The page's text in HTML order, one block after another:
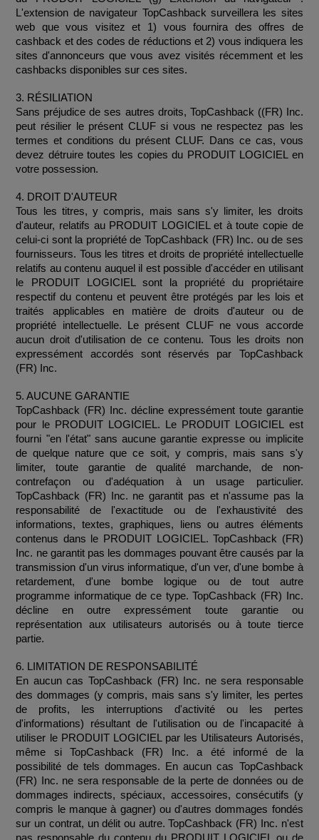
L'extension de navigateur TopCashback surveillera les sites
web que vous visitez et 1) vous fournira des offres de
cashback et des codes de réductions et 2) vous indiquera les
sites d'annonceurs que vous avez visités récemment et les
cashbacks disponibles sur ces sites.
3. RÉSILIATION
Sans préjudice de ses autres droits, TopCashback ((FR) Inc.
peut résilier le présent CLUF si vous ne respectez pas les
termes et conditions du présent CLUF. Dans ce cas, vous
devez détruire toutes les copies du PRODUIT LOGICIEL en
votre possession.
4. DROIT D'AUTEUR
Tous les titres, y compris, mais sans s'y limiter, les droits
d'auteur, relatifs au PRODUIT LOGICIEL et à toute copie de
celui-ci sont la propriété de TopCashback (FR) Inc. ou de ses
fournisseurs. Tous les titres et droits de propriété intellectuelle
relatifs au contenu auquel il est possible d'accéder en utilisant
le PRODUIT LOGICIEL sont la propriété du propriétaire
respectif du contenu et peuvent être protégés par les lois et
traités applicables en matière de droits d'auteur ou de
propriété intellectuelle. Le présent CLUF ne vous accorde
aucun droit d'utilisation de ce contenu. Tous les droits non
expressément accordés sont réservés par TopCashback
(FR) Inc.
5. AUCUNE GARANTIE
TopCashback (FR) Inc. décline expressément toute garantie
pour le PRODUIT LOGICIEL. Le PRODUIT LOGICIEL est
fourni "en l'état" sans aucune garantie expresse ou implicite
de quelque nature que ce soit, y compris, mais sans s'y
limiter, toute garantie de qualité marchande, de non-
contrefaçon ou d'adéquation à un usage particulier.
TopCashback (FR) Inc. ne garantit pas et n'assume pas la
responsabilité de l'exactitude ou de l'exhaustivité des
informations, textes, graphiques, liens ou autres éléments
contenus dans le PRODUIT LOGICIEL. TopCashback (FR)
Inc. ne garantit pas les dommages pouvant être causés par la
transmission d'un virus informatique, d'un ver, d'une bombe à
retardement, d'une bombe logique ou de tout autre
programme informatique de ce type. TopCashback (FR) Inc.
décline en outre expressément toute garantie ou
représentation aux utilisateurs autorisés ou à toute tierce
partie.
6. LIMITATION DE RESPONSABILITÉ
En aucun cas TopCashback (FR) Inc. ne sera responsable
des dommages (y compris, mais sans s'y limiter, les pertes
de profits, les interruptions d'activité ou les pertes
d'informations) résultant de l'utilisation ou de l'incapacité à
utiliser le PRODUIT LOGICIEL par les Utilisateurs Autorisés,
même si TopCashback (FR) Inc. a été informé de la
possibilité de tels dommages. En aucun cas TopCashback
(FR) Inc. ne sera responsable de la perte de données ou de
dommages indirects, spéciaux, accessoires, consécutifs (y
compris le manque à gagner) ou d'autres dommages fondés
sur un contrat, un délit ou autre. TopCashback (FR) Inc. n'est